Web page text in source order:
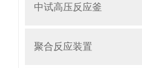
中试高压反应釜
聚合反应装置